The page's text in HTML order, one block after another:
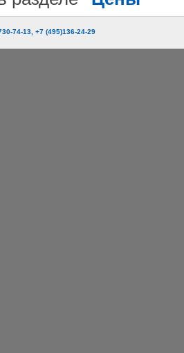
74-13, +7 (495)136-24-29